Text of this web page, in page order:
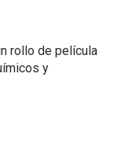
rollo de película
y